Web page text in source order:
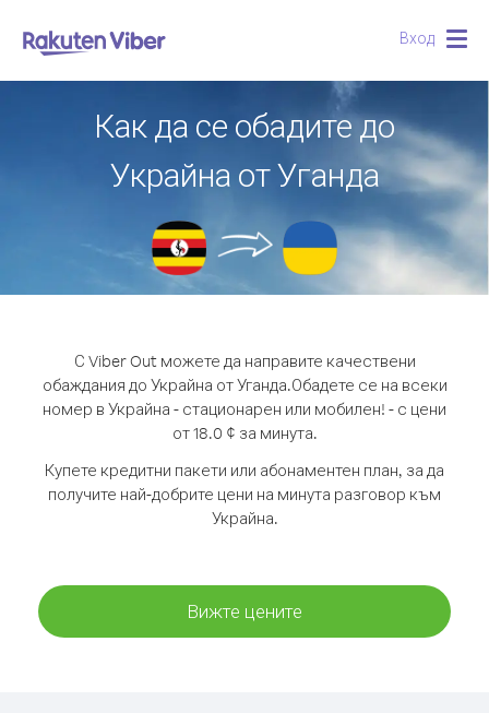
Вход
Как да се обадите до
Украйна от Уганда
С Viber Out можете да направите качествени
обаждания до Украйна от Уганда.Обадете се на всеки
номер в Украйна - стационарен или мобилен! - с цени
от 18.0 ¢ за минута.
Купете кредитни пакети или абонаментен план, за да
получите най-добрите цени на минута разговор към
Украйна.
Вижте цените